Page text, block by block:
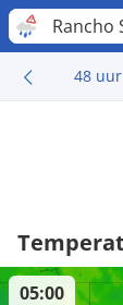
Rancho
48 uur
05:00